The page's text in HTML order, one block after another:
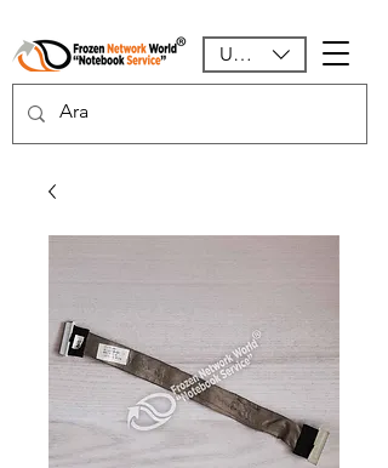
USD ($)